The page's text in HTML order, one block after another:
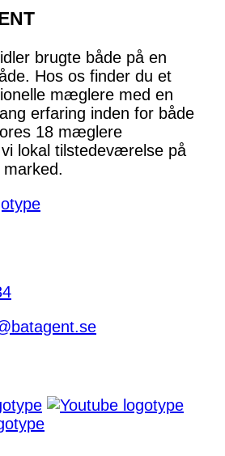
brugte både på en
Hos os finder du et
mæglere med en
erfaring inden for både
18 mæglere
lokal tilstedeværelse på